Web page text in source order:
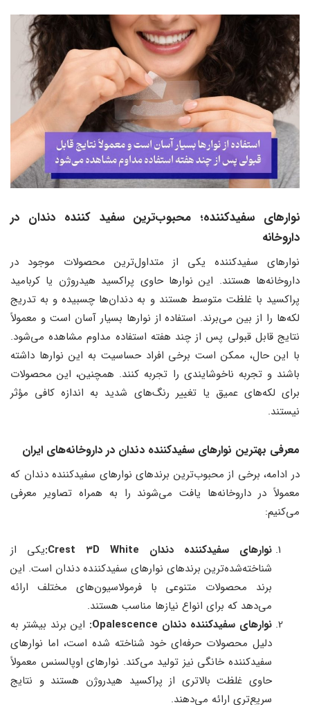
نوارهای سفیدکننده؛ محبوب‌ترین سفید کننده دندان در
داروخانه
نوارهای سفیدکننده یکی از متداول‌ترین محصولات موجود در
داروخانه‌ها هستند. این نوارها حاوی پراکسید هیدروژن یا کربامید
پراکسید با غلظت متوسط هستند و به دندان‌ها چسبیده و به تدریج
لکه‌ها را از بین می‌برند. استفاده از نوارها بسیار آسان است و معمولاً
نتایج قابل قبولی پس از چند هفته استفاده مداوم مشاهده می‌شود.
با این حال، ممکن است برخی افراد حساسیت به این نوارها داشته
باشند و تجربه ناخوشایندی را تجربه کنند. همچنین، این محصولات
برای لکه‌های عمیق یا تغییر رنگ‌های شدید به اندازه کافی مؤثر
نیستند.
معرفی بهترین نوارهای سفیدکننده دندان در داروخانه‌های ایران
در ادامه، برخی از محبوب‌ترین برندهای نوارهای سفیدکننده دندان که
معمولاً در داروخانه‌ها یافت می‌شوند را به همراه تصاویر معرفی
می‌کنیم:
نوارهای سفیدکننده دندان Crest 3D White: یکی از
شناخته‌شده‌ترین برندهای نوارهای سفیدکننده دندان است. این
برند محصولات متنوعی با فرمولاسیون‌های مختلف ارائه
می‌دهد که برای انواع نیازها مناسب هستند.
نوارهای سفیدکننده دندان Opalescence: این برند بیشتر به
دلیل محصولات حرفه‌ای خود شناخته شده است، اما نوارهای
سفیدکننده خانگی نیز تولید می‌کند. نوارهای اوپالسنس معمولاً
حاوی غلظت بالاتری از پراکسید هیدروژن هستند و نتایج
سریع‌تری ارائه می‌دهند.